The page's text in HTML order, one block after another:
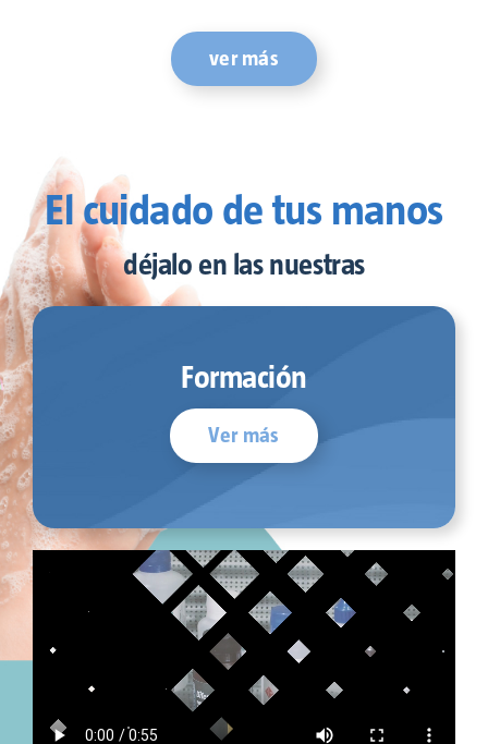
ver más
El cuidado de tus manos
déjalo en las nuestras
Formación
Ver más